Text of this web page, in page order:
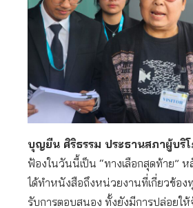
บุญยืน ศิริธรรม ประธานสภาผู้บริ
ฟ้องในวันนี้เป็น “ทางเลือกสุดท้าย”
ได้ทำหนังสือถึงหน่วยงานที่เกี่ยวข้อง
รับการตอบสนอง ทั้งยังมีการปล่อยให้